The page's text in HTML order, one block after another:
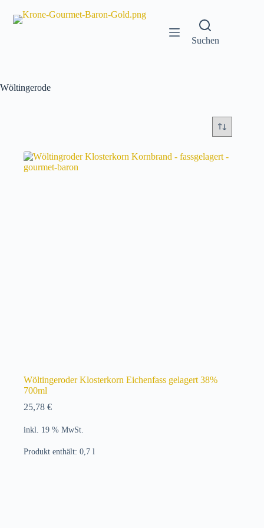
Inhalt
springen
Suchen
Wöltingerode
Wöltingeroder Klosterkorn Eichenfass gelagert 38%
700ml
25,78 €
inkl. 19 % MwSt.
Produkt enthält: 0,7 l